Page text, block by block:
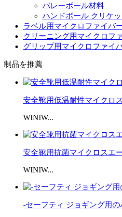
バレーボール材料
ハンドボール クリケ
ラベル用マイクロファイバ
クリーニング用マイクロフ
グリップ用マイクロファイ
制品を推薦
安全靴用低温耐性マイクロ
WINIW...
安全靴用抗菌マイクロスエ
WINIW...
-セーフティ ジョギング用